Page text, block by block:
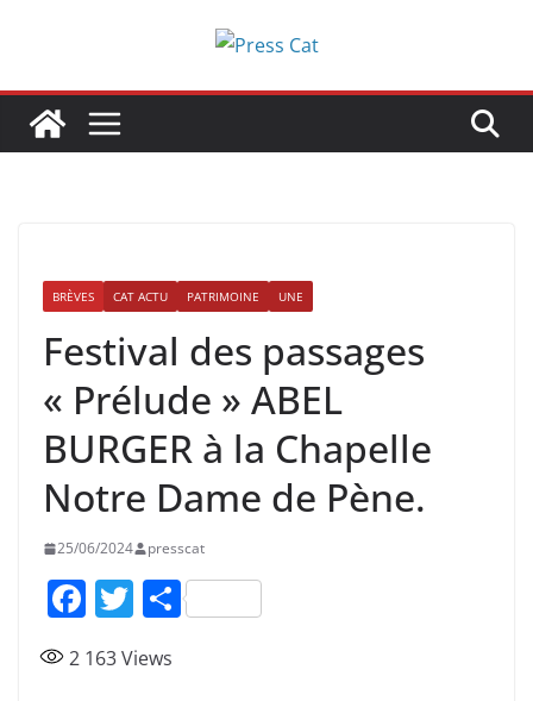
BRÈVES CAT ACTU PATRIMOINE UNE
Festival des passages
« Prélude » ABEL
BURGER à la Chapelle
Notre Dame de Pène.
25/06/2024 presscat
F
c
T
w
itt
P
2 163Views